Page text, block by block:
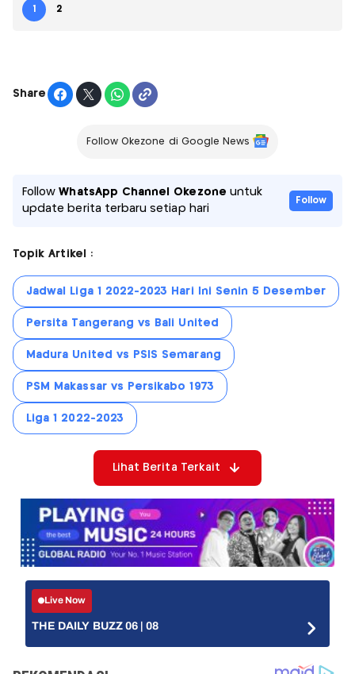
1 2
Share
Follow Okezone di Google News
FollowWhatsApp Channel Okezone untuk
update berita terbaru setiap hari
Follow
Topik Artikel :
Jadwal Liga 1 2022-2023 Hari Ini Senin 5 Desember
Persita Tangerang vs Bali United
Madura United vs PSIS Semarang
PSM Makassar vs Persikabo 1973
Liga 1 2022-2023
Lihat Berita Terkait
Live Now
THE DAILY BUZZ 06 | 08